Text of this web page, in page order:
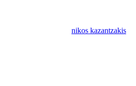
nikos kazantzakis